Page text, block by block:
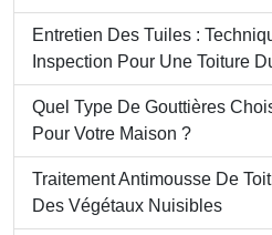
Entretien Des Tuiles :
Inspection Pour Une Toiture
Quel Type De Gouttières
Pour Votre Maison ?
Traitement Antimousse De
Des Végétaux Nuisibles